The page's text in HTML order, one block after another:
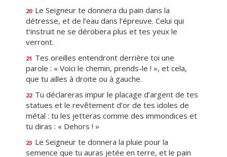
20 Le Seigneur te donnera du pain dans la
détresse, et de l’eau dans l’épreuve. Celui qui
t’instruit ne se dérobera plus et tes yeux le
verront.
21 Tes oreilles entendront derrière toi une
parole : « Voici le chemin, prends-le ! », et cela,
que tu ailles à droite ou à gauche.
22 Tu déclareras impur le placage d’argent de tes
statues et le revêtement d’or de tes idoles de
métal : tu les jetteras comme des immondices et
tu diras : « Dehors ! »
23 Le Seigneur te donnera la pluie pour la
semence que tu auras jetée en terre, et le pain